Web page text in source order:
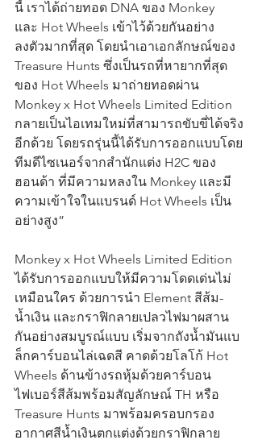
นี้ เราได้ถ่ายทอด DNA ของ Monkey
และ Hot Wheels เข้าไว้ด้วยกันอย่าง
ลงตัวมากที่สุด โดยนำเอาเอกลักษณ์ของ
Treasure Hunts ซึ่งเป็นรถที่หายากที่สุด
ของ Hot Wheels มาถ่ายทอดผ่าน
Monkey x Hot Wheels Limited Edition
กลายเป็นไอเทมใหม่ที่สามารถขับขี่ได้จริง
อีกด้วย โดยรถรุ่นนี้ได้รับการออกแบบโดย
ทีมดีไซเนอร์จากสำนักแต่ง H2C ของ
ฮอนด้า ที่มีความหลงใน Monkey และมี
ความเข้าใจในแบรนด์ Hot Wheels เป็น
อย่างสูง”
Monkey x Hot Wheels Limited Edition
ได้รับการออกแบบให้มีความโดดเด่นไม่
เหมือนใคร ด้วยการนำ Element สีส้ม-
น้ำเงิน และกราฟิกลายเปลวไฟมาผสาน
กันอย่างสมบูรณ์แบบ เริ่มจากถังน้ำมันแบ
ล็กคาร์บอนไล่เฉดสี คาดด้วยโลโก้ Hot
Wheels ด้านข้างรถหุ้มด้วยคาร์บอน
ไฟเบอร์สีส้มพร้อมสัญลักษณ์ TH หรือ
Treasure Hunts มาพร้อมครอบกรอง
อากาศสีน้ำเงินตกแต่งด้วยกราฟิกลาย